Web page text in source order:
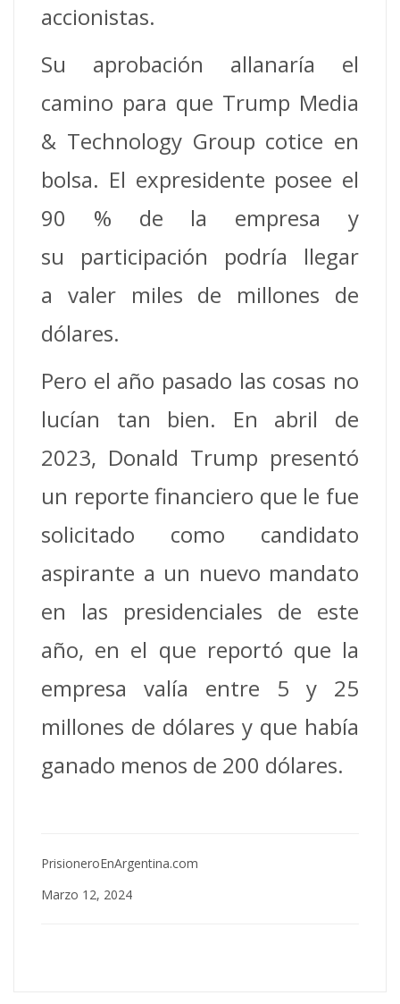
accionistas.
Su aprobación allanaría el
camino para que Trump Media
& Technology Group cotice en
bolsa. El expresidente posee el
90 % de la empresa y
su participación podría llegar
a valer miles de millones de
dólares.
Pero el año pasado las cosas no
lucían tan bien. En abril de
2023, Donald Trump presentó
un reporte financiero que le fue
solicitado como candidato
aspirante a un nuevo mandato
en las presidenciales de este
año, en el que reportó que la
empresa valía entre 5 y 25
millones de dólares y que había
ganado menos de 200 dólares.
PrisioneroEnArgentina.com
Marzo 12, 2024